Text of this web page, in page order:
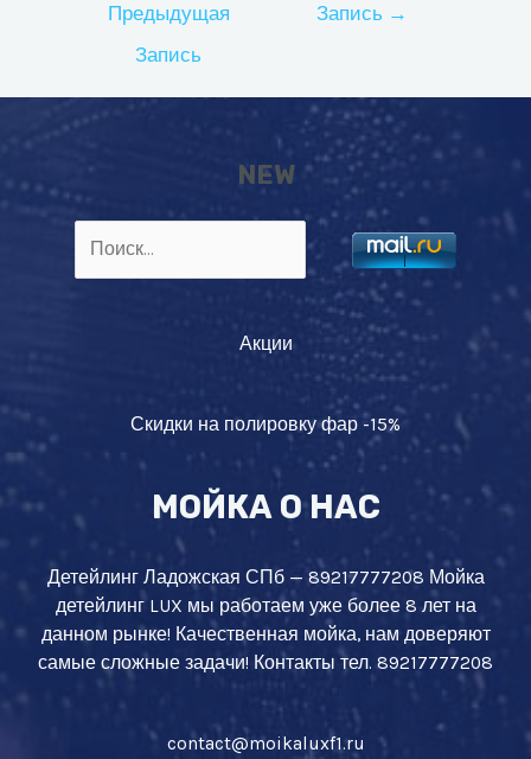
записям
Предыдущая
Запись
Запись →
NEW
Акции
Скидки на полировку фар -15%
МОЙКА О НАС
Детейлинг Ладожская СПб — 89217777208 Мойка
детейлинг LUX мы работаем уже более 8 лет на
данном рынке! Качественная мойка, нам доверяют
самые сложные задачи! Контакты тел. 89217777208
contact@moikaluxf1.ru